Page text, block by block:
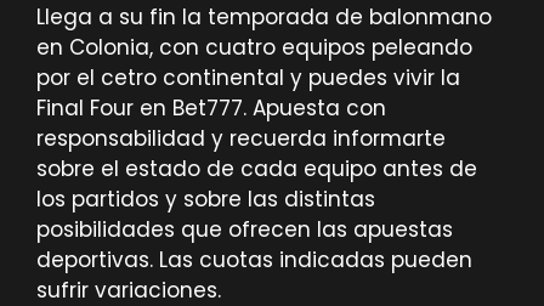
Llega a su fin la temporada de balonmano
en Colonia, con cuatro equipos peleando
por el cetro continental y puedes vivir la
Final Four en Bet777. Apuesta con
responsabilidad y recuerda informarte
sobre el estado de cada equipo antes de
los partidos y sobre las distintas
posibilidades que ofrecen las apuestas
deportivas. Las cuotas indicadas pueden
sufrir variaciones.